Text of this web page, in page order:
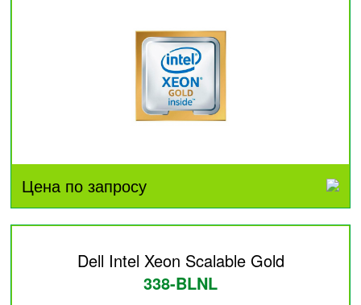
Цена по запросу
Dell Intel Xeon Scalable Gold
338-BLNL